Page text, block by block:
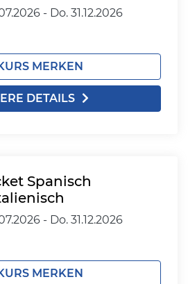
- Do. 31.12.2026
MERKEN
DETAILS
Spanisch
- Do. 31.12.2026
MERKEN